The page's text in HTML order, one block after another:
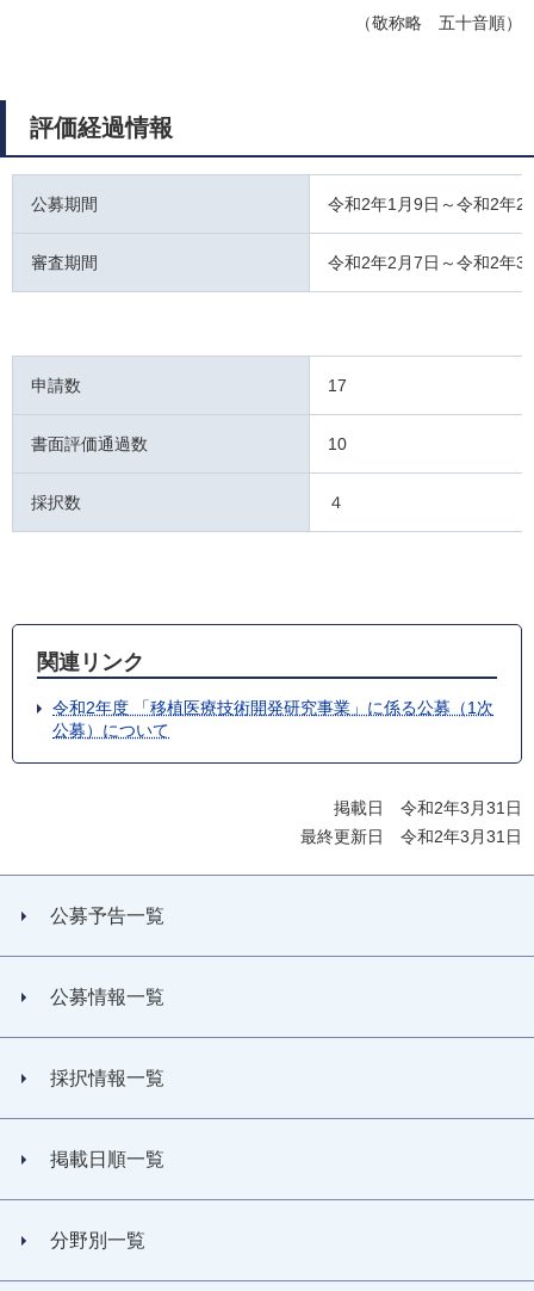
（敬称略 五十音順）
評価経過情報
公募期間 令和2年1月9日～令和2年2
審査期間 令和2年2月7日～令和2年3
申請数 17
書面評価通過数 10
採択数 ４
関連リンク
令和2年度 「移植医療技術開発研究事業」に係る公募（1次
公募）について
掲載日 令和2年3月31日
最終更新日 令和2年3月31日
公募予告一覧
公募情報一覧
採択情報一覧
掲載日順一覧
分野別一覧